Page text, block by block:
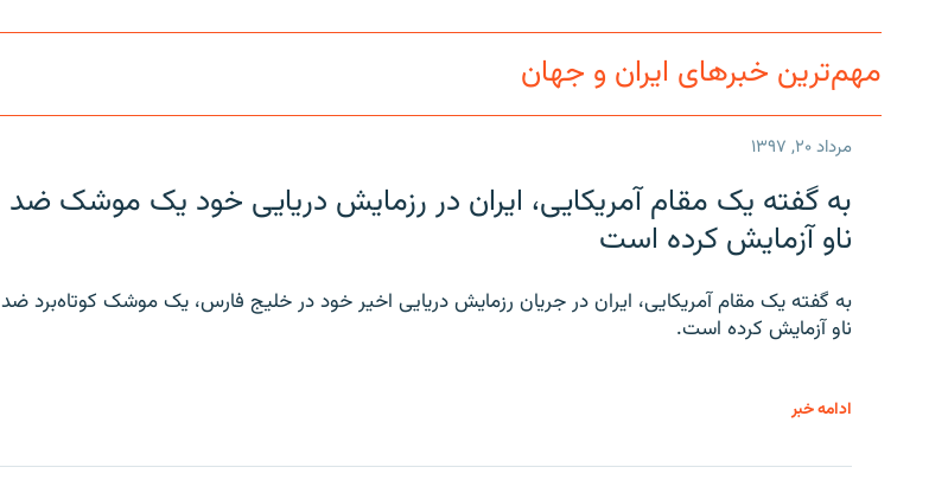
مهم‌ترین خبرهای ایران و جهان
مرداد ۲۰, ۱۳۹۷
به گفته یک مقام آمریکایی، ایران در رزمایش دریایی خود یک موشک ضد
ناو آزمایش کرده است
به گفته یک مقام آمریکایی، ایران در جریان رزمایش دریایی اخیر خود در خلیج فارس، یک موشک کوتاه‌برد ضد
ناو آزمایش کرده است.
ادامه خبر